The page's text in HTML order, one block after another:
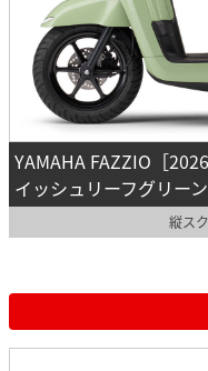
YAMAHA FAZZIO［
イッシュリーフグリー
縦ス